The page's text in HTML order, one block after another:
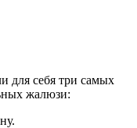
для себя три самых
жалюзи: